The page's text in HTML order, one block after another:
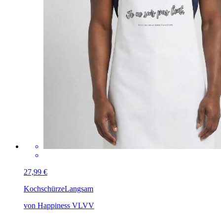
27,99 €
KochschürzeLangsam
von Happiness VLVV